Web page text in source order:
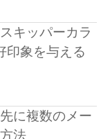
キッパーカラ
印象を与える
に複数のメー
法